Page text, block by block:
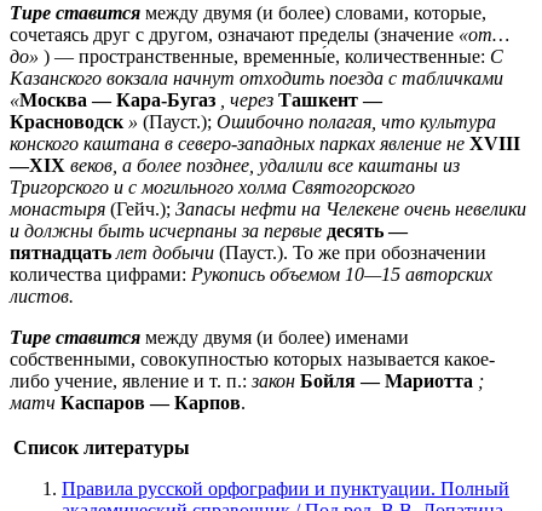
Тире ставится между двумя (и более) словами, которые,
сочетаясь друг с другом, означают пределы (значение «от…
до» ) — пространственные, временны́е, количественные: С
Казанского вокзала начнут отходить поезда с табличками
«Москва — Кара-Бугаз , через Ташкент —
Красноводск » (Пауст.); Ошибочно полагая, что культура
конского каштана в северо-западных парках явление не XVIII
—XIX веков, а более позднее, удалили все каштаны из
Тригорского и с могильного холма Святогорского
монастыря (Гейч.); Запасы нефти на Челекене очень невелики
и должны быть исчерпаны за первые десять —
пятнадцать лет добычи (Пауст.). То же при обозначении
количества цифрами: Рукопись объемом 10—15 авторских
листов.
Тире ставится между двумя (и более) именами
собственными, совокупностью которых называется какое-
либо учение, явление и т. п.:закон Бойля — Мариотта ;
матч Каспаров — Карпов.
Список литературы
Правила русской орфографии и пунктуации. Полный